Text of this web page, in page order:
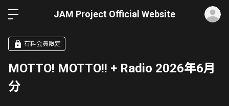
JAM Project Official Website
有料会員限定
MOTTO! MOTTO!! + Radio 2026年6月
分